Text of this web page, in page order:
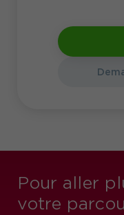
Pour aller
votre